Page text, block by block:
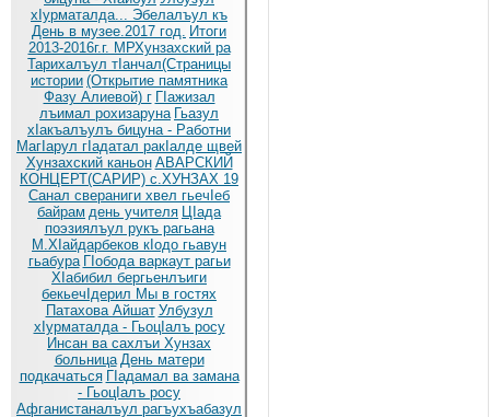
хIурматалда... Эбелалъул къ
День в музее.2017 год. Итоги
2013-2016г.г. МРХунзахский ра
Тарихалъул тIанчал(Страницы
истории (Открытие памятника
Фазу Алиевой) г ГIажизал
лъимал рохизаруна Гьазул
хIакъалъулъ бицуна - Работни
МагIарул гIадатал ракIалде щвей
Хунзахский каньон АВАРСКИЙ
КОНЦЕРТ(САРИР) с.ХУНЗАХ 19
Санал свераниги хвел гьечIеб
байрам день учителя ЦIада
поэзиялъул рукъ рагьана
М.ХIайдарбеков кIодо гьавун
гьабура ГIобода варкаут рагьи
ХIабибил бергьенлъиги
бекьечIдерил Мы в гостях
Патахова Айшат Улбузул
хIурматалда - ГьоцIалъ росу
Инсан ва сахлъи Хунзах
больница День матери
подкачаться ГIадамал ва замана
- ГьоцIалъ росу
Афганистаналъул рагъухъабазул